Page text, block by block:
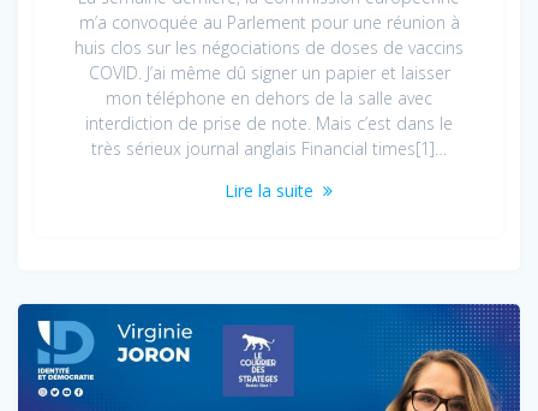
m’a convoquée au Parlement pour une réunion à
huis clos sur les négociations de doses de vaccins
COVID. J’ai même dû signer un papier et laisser
mon téléphone en dehors de la salle avec
interdiction de prise de note. Mais c’est dans le
très sérieux journal anglais Financial times[1]…
Lire la suite